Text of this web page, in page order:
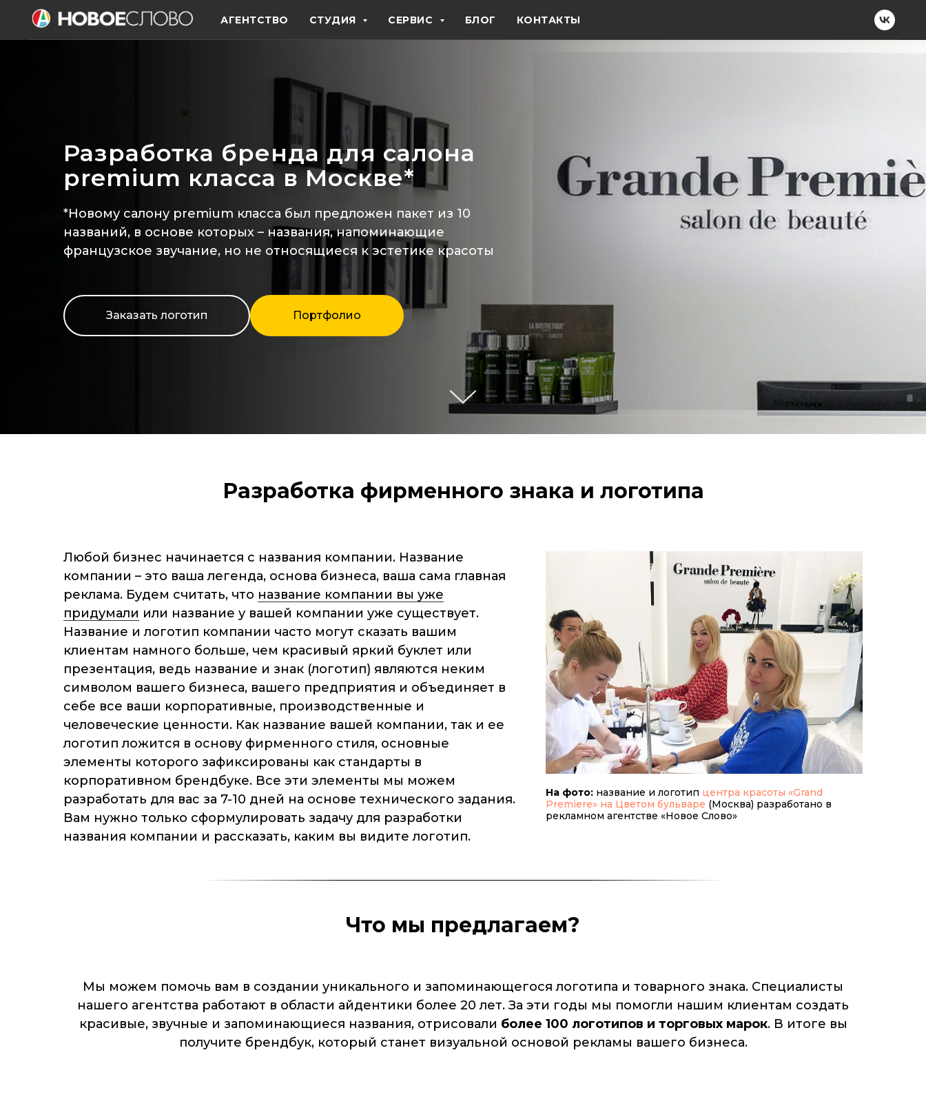
АГЕНТСТВО СТУДИЯ СЕРВИС БЛОГ КОНТАКТЫ
Разработка бренда для салона
premium класса в Москве*
*Новому салону premium класса был предложен пакет из 10
названий, в основе которых – названия, напоминающие
французское звучание, но не относящиеся к эстетике красоты
Заказать логотип Портфолио
Разработка фирменного знака и логотипа
Любой бизнес начинается с названия компании. Название
компании – это ваша легенда, основа бизнеса, ваша сама главная
реклама. Будем считать, что название компании вы уже
придумали или название у вашей компании уже существует.
Название и логотип компании часто могут сказать вашим
клиентам намного больше, чем красивый яркий буклет или
презентация, ведь название и знак (логотип) являются неким
символом вашего бизнеса, вашего предприятия и объединяет в
себе все ваши корпоративные, производственные и
человеческие ценности. Как название вашей компании, так и ее
логотип ложится в основу фирменного стиля, основные
элементы которого зафиксированы как стандарты в
корпоративном брендбуке. Все эти элементы мы можем
разработать для вас за 7-10 дней на основе технического задания.
Вам нужно только сформулировать задачу для разработки
названия компании и рассказать, каким вы видите логотип.
На фото: название и логотип центра красоты «Grand
Premiere» на Цветом бульваре (Москва) разработано в
рекламном агентстве «Новое Слово»
Что мы предлагаем?
Мы можем помочь вам в создании уникального и запоминающегося логотипа и товарного знака. Специалисты
нашего агентства работают в области айдентики более 20 лет. За эти годы мы помогли нашим клиентам создать
красивые, звучные и запоминающиеся названия, отрисовали более 100 логотипов и торговых марок. В итоге вы
получите брендбук, который станет визуальной основой рекламы вашего бизнеса.